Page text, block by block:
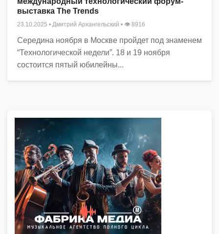
выставка The Trends
23.10.2025 • Дмитрий Архангельский • 👁 8916
Середина ноября в Москве пройдет под знаменем
“Технологической недели”. 18 и 19 ноября
состоится пятый юбилейны...